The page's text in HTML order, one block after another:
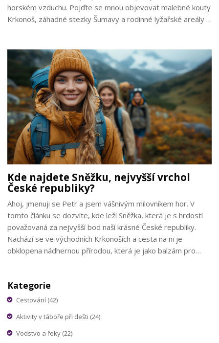
horském vzduchu. Pojďte se mnou objevovat malebné kouty
Krkonoš, záhadné stezky Šumavy a rodinné lyžařské areály v
jako já a už se nemůžete dočkat, až si znovu uvážete na
nohy lyže a vyrazíte na svah, jste na správném místě. Tento
článek je vaší vstupenkou do světa horské magie!
Kde najdete Sněžku, nejvyšší vrchol
České republiky?
Ahoj, jmenuji se Petr a jsem vášnivým milovníkem hor. V
tomto článku se dozvíte, kde leží Sněžka, která je s hrdostí
považovaná za nejvyšší bod naší krásné České republiky.
Nachází se ve východních Krkonoších a cesta na ni je
obklopena nádhernou přírodou, která je jako balzám pro
se dočkat, až s vámi sdílím své osobní zážitky a tipy na túry.
Kategorie
Cestování (42)
Aktivity v táboře při dešti (24)
Vodstvo a řeky (22)